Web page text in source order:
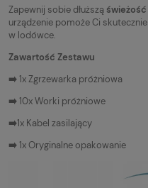
72,15 zł
Zapewnij sobie dłuższą świeżość
urządzenie pomoże Ci skutecznie
w lodówce.
Zawartość Zestawu
➡️1x Zgrzewarka próżniowa
➡️10x Worki próżniowe
➡️1x Kabel zasilający
➡️1x Oryginalne opakowanie